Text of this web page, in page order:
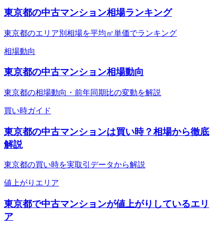
東京都の中古マンション相場ランキング
東京都のエリア別相場を平均㎡単価でランキング
相場動向
東京都の中古マンション相場動向
東京都の相場動向・前年同期比の変動を解説
買い時ガイド
東京都の中古マンションは買い時？相場から徹底
解説
東京都の買い時を実取引データから解説
値上がりエリア
東京都で中古マンションが値上がりしているエリ
ア